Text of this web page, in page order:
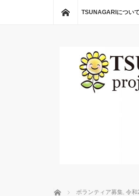
ホーム
TSUNAGARIについて
ホーム ボランティア募集, 令和